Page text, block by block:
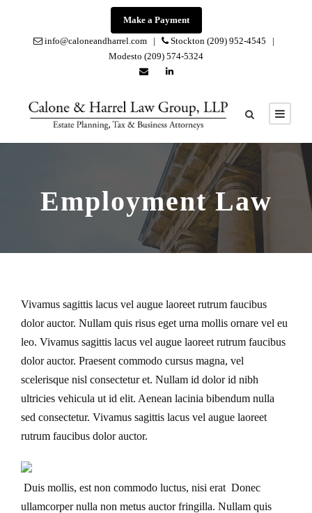
Make a Payment
info@caloneandharrel.com |
Stockton (209) 952-4545 |
Modesto (209) 574-5324
Employment Law
Vivamus sagittis lacus vel augue laoreet rutrum faucibus
dolor auctor. Nullam quis risus eget urna mollis ornare vel eu
leo. Vivamus sagittis lacus vel augue laoreet rutrum faucibus
dolor auctor. Praesent commodo cursus magna, vel
scelerisque nisl consectetur et. Nullam id dolor id nibh
ultricies vehicula ut id elit. Aenean lacinia bibendum nulla
sed consectetur. Vivamus sagittis lacus vel augue laoreet
rutrum faucibus dolor auctor.
Duis mollis, est non commodo luctus, nisi erat Donec
ullamcorper nulla non metus auctor fringilla. Nullam quis